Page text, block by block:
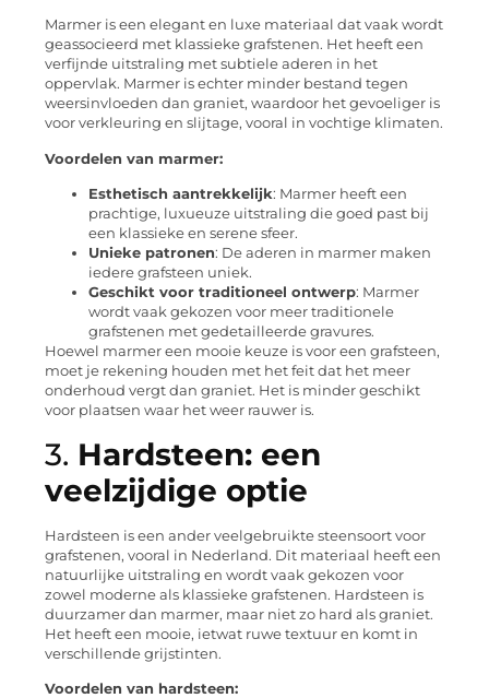
Marmer is een elegant en luxe materiaal dat vaak wordt
geassocieerd met klassieke grafstenen. Het heeft een
verfijnde uitstraling met subtiele aderen in het
oppervlak. Marmer is echter minder bestand tegen
weersinvloeden dan graniet, waardoor het gevoeliger is
voor verkleuring en slijtage, vooral in vochtige klimaten.
Voordelen van marmer:
Esthetisch aantrekkelijk: Marmer heeft een
prachtige, luxueuze uitstraling die goed past bij
een klassieke en serene sfeer.
Unieke patronen: De aderen in marmer maken
iedere grafsteen uniek.
Geschikt voor traditioneel ontwerp: Marmer
wordt vaak gekozen voor meer traditionele
grafstenen met gedetailleerde gravures.
Hoewel marmer een mooie keuze is voor een grafsteen,
moet je rekening houden met het feit dat het meer
onderhoud vergt dan graniet. Het is minder geschikt
voor plaatsen waar het weer rauwer is.
3. Hardsteen: een
veelzijdige optie
Hardsteen is een ander veelgebruikte steensoort voor
grafstenen, vooral in Nederland. Dit materiaal heeft een
natuurlijke uitstraling en wordt vaak gekozen voor
zowel moderne als klassieke grafstenen. Hardsteen is
duurzamer dan marmer, maar niet zo hard als graniet.
Het heeft een mooie, ietwat ruwe textuur en komt in
verschillende grijstinten.
Voordelen van hardsteen: